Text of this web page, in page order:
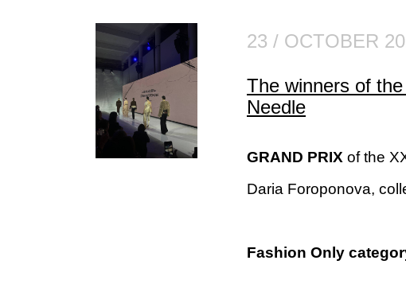
23 / OCTOBER
The winners of
Needle
GRAND PRIX of the
Daria Foroponova,
Fashion Only